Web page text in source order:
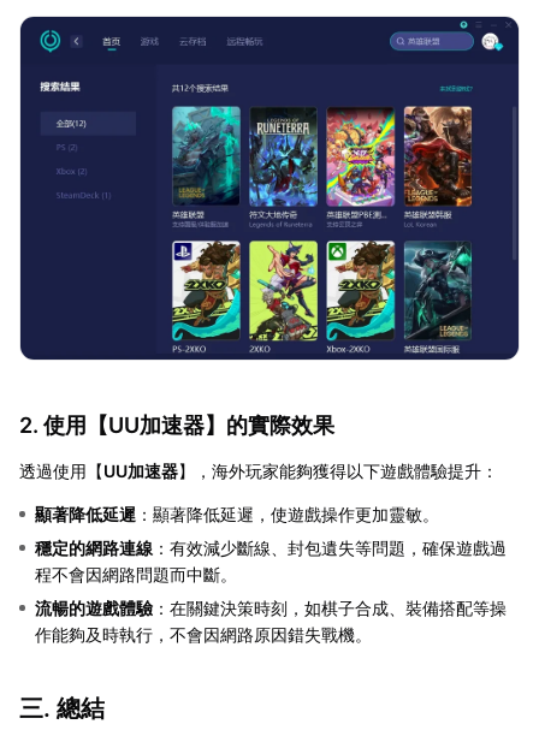
2. 使用【UU加速器】的實際效果
透過使用【UU加速器】，海外玩家能夠獲得以下遊戲體驗提升：
顯著降低延遲 ：顯著降低延遲，使遊戲操作更加靈敏。
穩定的網路連線 ：有效減少斷線、封包遺失等問題，確保遊戲過
程不會因網路問題而中斷。
流暢的遊戲體驗 ：在關鍵決策時刻，如棋子合成、裝備搭配等操
作能夠及時執行，不會因網路原因錯失戰機。
三. 總結